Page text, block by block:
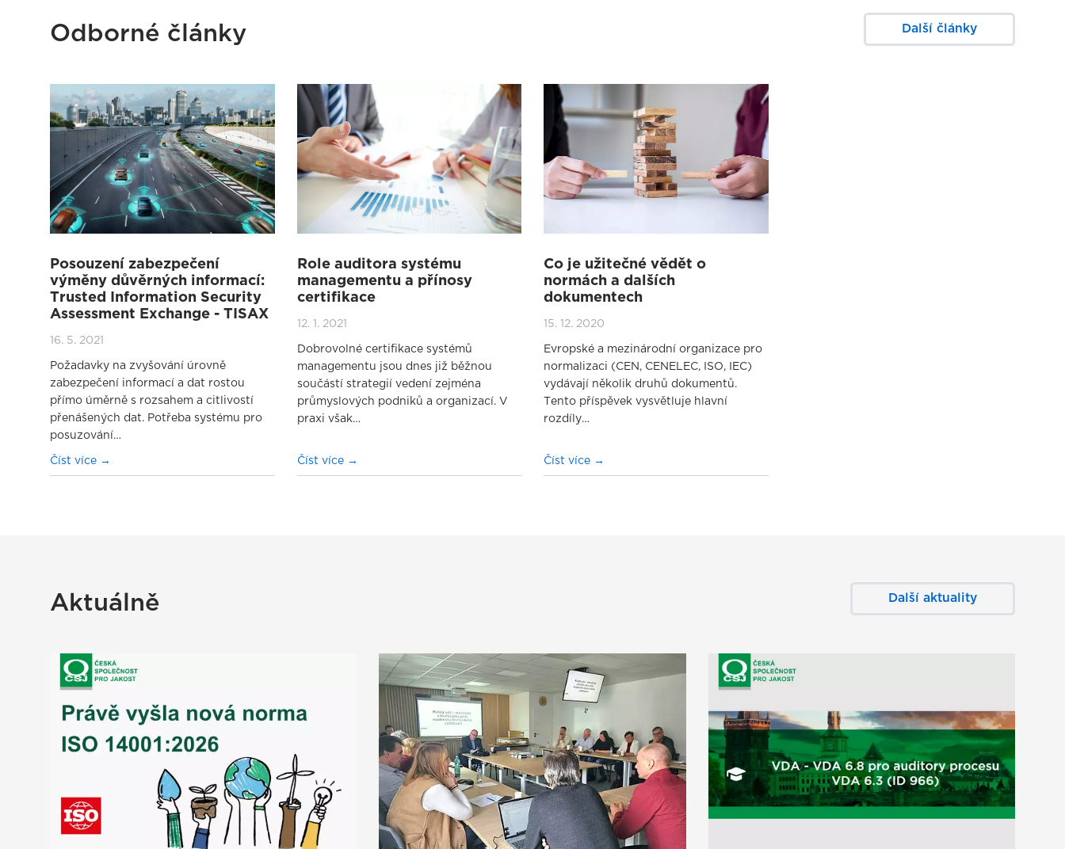
Další články
Odborné články
Posouzení zabezpečení
výměny důvěrných informací:
Trusted Information Security
Assessment Exchange - TISAX
16. 5. 2021
Požadavky na zvyšování úrovně
zabezpečení informací a dat rostou
přímo úměrně s rozsahem a citlivostí
přenášených dat. Potřeba systému pro
posuzování…
Číst více
Role auditora systému
managementu a přínosy
certifikace
12. 1. 2021
Dobrovolné certifikace systémů
managementu jsou dnes již běžnou
součástí strategií vedení zejména
průmyslových podniků a organizací. V
praxi však…
Číst více
Co je užitečné vědět o
normách a dalších
dokumentech
15. 12. 2020
Evropské a mezinárodní organizace pro
normalizaci (CEN, CENELEC, ISO, IEC)
vydávají několik druhů dokumentů.
Tento příspěvek vysvětluje hlavní
rozdíly…
Číst více
Další aktuality
Aktuálně